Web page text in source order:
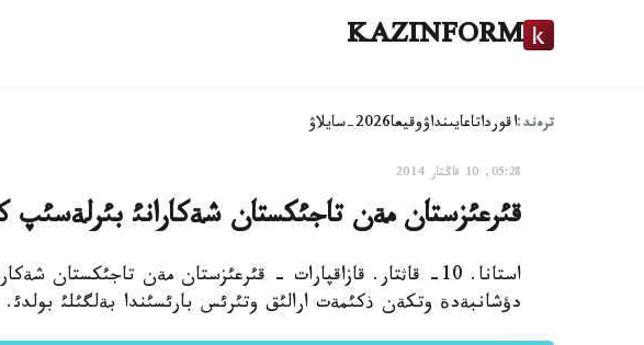
KAZINFORM
ترەند:اقورداتاعايىنداۋوقيعا2026-سايلاۋ
05:28, 10 قاڭتار 2014
قئرعئزستان مةن تاجئكستان شةكارانئ بئرلةسئپ
استانا. 10- قاثتار. قازاقپارات - قئرعئزستان مةن تاجئكستان
دؤشانبةدة وتكةن ذكئمةت ارالئق وتئرئس بارئسئندا بةلگئلئ بولدئ.